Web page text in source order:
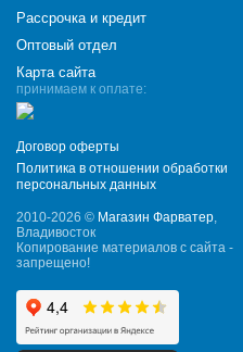
принимаем к оплате:
Договор оферты
Политика в отношении обработки
персональных данных
2010-2026 © Магазин Фарватер,
Владивосток
Копирование материалов с сайта -
запрещено!
Рассрочка и кредит
Оптовый отдел
Карта сайта